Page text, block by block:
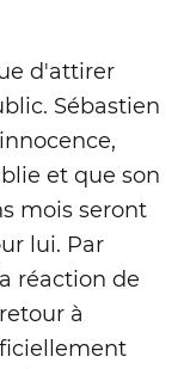
d'attirer
Sébastien
et que son
mois seront
lui. Par
réaction de
à